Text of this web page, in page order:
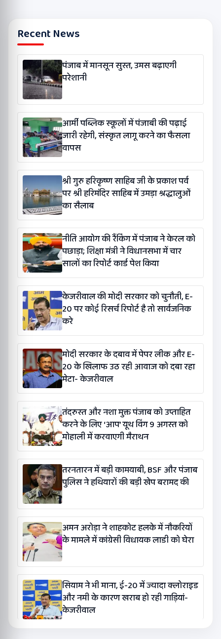
Recent News
पंजाब में मानसून सुस्त, उमस बढ़ाएगी
परेशानी
आर्मी पब्लिक स्कूलों में पंजाबी की पढ़ाई
जारी रहेगी, संस्कृत लागू करने का फैसला
वापस
श्री गुरु हरिकृष्ण साहिब जी के प्रकाश पर्व
पर श्री हरिमंदिर साहिब में उमड़ा श्रद्धालुओं
का सैलाब
नीति आयोग की रैंकिंग में पंजाब ने केरल को
पछाड़ा; शिक्षा मंत्री ने विधानसभा में चार
सालों का रिपोर्ट कार्ड पेश किया
केजरीवाल की मोदी सरकार को चुनौती, E-
20 पर कोई रिसर्च रिपोर्ट है तो सार्वजनिक
करे
मोदी सरकार के दबाव में पेपर लीक और E-
20 के खिलाफ उठ रही आवाज को दबा रहा
मेटा- केजरीवाल
तंदरुस्त और नशा मुक्त पंजाब को उप्ताहित
करने के लिए ‘आप’ यूथ विंग 9 अगस्त को
मोहाली में करवाएगी मैराथन
तरनतारन में बड़ी कामयाबी, BSF और पंजाब
पुलिस ने हथियारों की बड़ी खेप बरामद की
अमन अरोड़ा ने शाहकोट हलके में नौकरियों
के मामले में कांग्रेसी विधायक लाडी को घेरा
सियाम ने भी माना, ई-20 में ज्यादा क्लोराइड
और नमी के कारण खराब हो रही गाड़ियां-
केजरीवाल